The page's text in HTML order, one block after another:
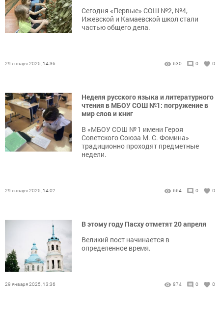
Сегодня «Первые» СОШ №2, №4,
Ижевской и Камаевской школ стали
частью общего дела.
29 января 2025, 14:36 630 0 0
Неделя русского языка и литературного
чтения в МБОУ СОШ №1: погружение в
мир слов и книг
В «МБОУ СОШ № 1 имени Героя
Советского Союза М. С. Фомина»
традиционно проходят предметные
недели.
29 января 2025, 14:02 664 0 0
В этому году Пасху отметят 20 апреля
Великий пост начинается в
определенное время.
29 января 2025, 13:36 874 0 0